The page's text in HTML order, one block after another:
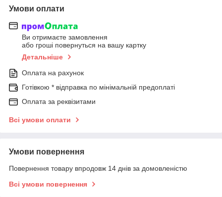
Умови оплати
Ви отримаєте замовлення
або гроші повернуться на вашу картку
Детальніше
Оплата на рахунок
Готівкою * відправка по мінімальній предоплаті
Оплата за реквізитами
Всі умови оплати
Умови повернення
Повернення товару впродовж 14 днів за домовленістю
Всі умови повернення